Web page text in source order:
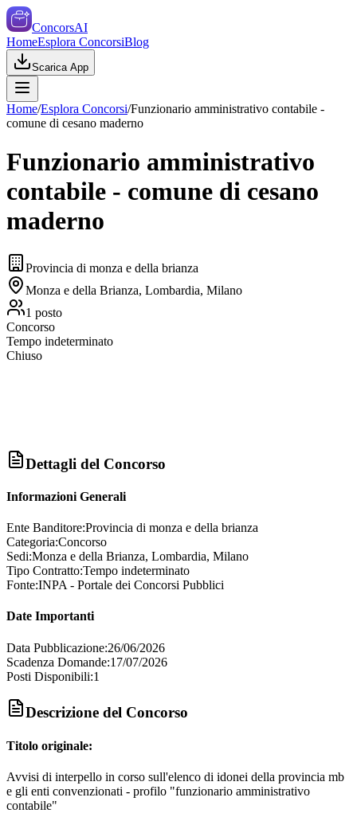
ConcorsAI
HomeEsplora ConcorsiBlog
Scarica App
Home/Esplora Concorsi/Funzionario amministrativo contabile -
comune di cesano maderno
Funzionario amministrativo
contabile - comune di cesano
maderno
Provincia di monza e della brianza
Monza e della Brianza, Lombardia, Milano
1 posto
Concorso
Tempo indeterminato
Chiuso
Dettagli del Concorso
Informazioni Generali
Ente Banditore:Provincia di monza e della brianza
Categoria:Concorso
Sedi:Monza e della Brianza, Lombardia, Milano
Tipo Contratto:Tempo indeterminato
Fonte:INPA - Portale dei Concorsi Pubblici
Date Importanti
Data Pubblicazione:26/06/2026
Scadenza Domande:17/07/2026
Posti Disponibili:1
Descrizione del Concorso
Titolo originale:
Avvisi di interpello in corso sull'elenco di idonei della provincia mb
e gli enti convenzionati - profilo "funzionario amministrativo
contabile"